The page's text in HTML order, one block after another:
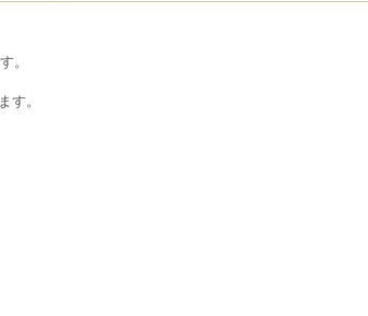
。
す。